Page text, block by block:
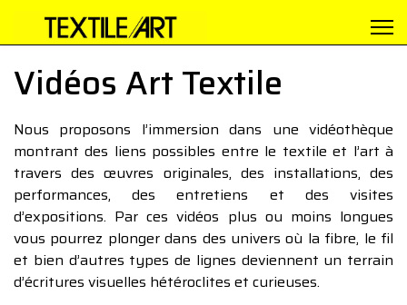
Vidéos Art Textile
Nous proposons l’immersion dans une vidéothèque
montrant des liens possibles entre le textile et l’art à
travers des œuvres originales, des installations, des
performances, des entretiens et des visites
d’expositions. Par ces vidéos plus ou moins longues
vous pourrez plonger dans des univers où la fibre, le fil
et bien d’autres types de lignes deviennent un terrain
d’écritures visuelles hétéroclites et curieuses.